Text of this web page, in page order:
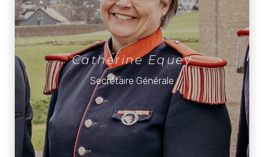
Catherine Equey
Secrétaire Générale